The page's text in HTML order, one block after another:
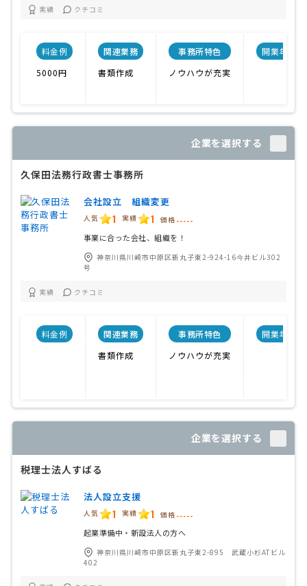
実績 クチコミ
料金例
5000円
関連業務
書類作成
事務所特色
ノウハウが充実
開業年
企業を選択する
久保田法務行政書士事務所
会社設立 組織変更
人気 1 実績 1 価格 -----
事業に合った会社、組織を！
神奈川県川崎市中原区新丸子東2-924-16今井ビル302
号
実績 クチコミ
料金例
関連業務
書類作成
事務所特色
ノウハウが充実
開業年
企業を選択する
税理士法人すばる
法人設立支援
人気 1 実績 1 価格 -----
起業準備中・新設法人の方へ
神奈川県川崎市中原区新丸子東2-895 武蔵小杉ATビル
402